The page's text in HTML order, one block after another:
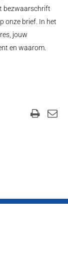
bezwaarschrift
onze brief. In het
jouw
en waarom.